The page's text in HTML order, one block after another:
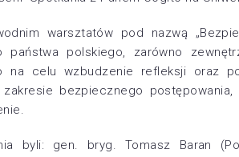
warsztatów pod nazwą
państwa polskiego, zarówno
na celu wzbudzenie refleksji oraz
bezpiecznego
byli: gen. bryg. Tomasz Baran